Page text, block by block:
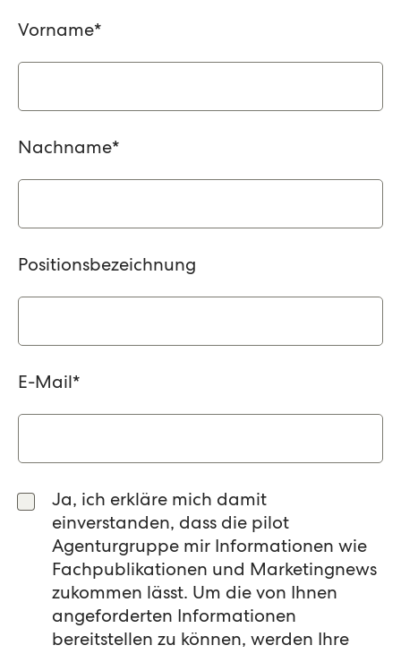
Vorname*
Nachname*
Positionsbezeichnung
E-Mail*
Ja, ich erkläre mich damit
einverstanden, dass die pilot
Agenturgruppe mir Informationen wie
Fachpublikationen und Marketingnews
zukommen lässt. Um die von Ihnen
angeforderten Informationen
bereitstellen zu können, werden Ihre